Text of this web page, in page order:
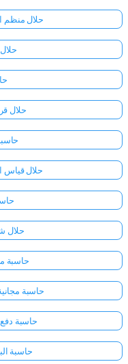
حلال منظم
حلال
حلال قياس
حلال
حاسبة
حاسبة
حاسبة
حاسبة